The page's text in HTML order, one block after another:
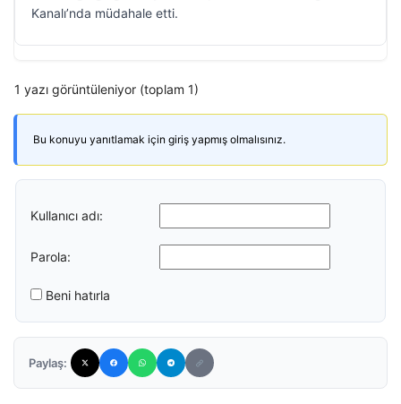
Kanalı’nda müdahale etti.
1 yazı görüntüleniyor (toplam 1)
Bu konuyu yanıtlamak için giriş yapmış olmalısınız.
Kullanıcı adı:
Parola:
Beni hatırla
Paylaş: